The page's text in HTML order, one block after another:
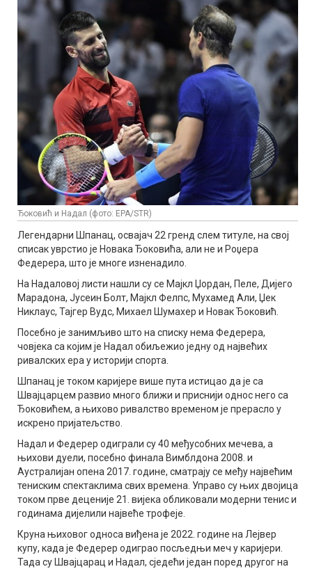
Ђоковић и Надал (фото: EPA/STR)
Легендарни Шпанац, освајач 22 гренд слем титуле, на свој
списак уврстио је Новака Ђоковића, али не и Роџера
Федерера, што је многе изненадило.
На Надаловој листи нашли су се Мајкл Џордан, Пеле, Дијего
Марадона, Јусеин Болт, Мајкл Фелпс, Мухамед Али, Џек
Никлаус, Тајгер Вудс, Михаел Шумахер и Новак Ђоковић.
Посебно је занимљиво што на списку нема Федерера,
човјека са којим је Надал обиљежио једну од највећих
ривалских ера у историји спорта.
Шпанац је током каријере више пута истицао да је са
Швајцарцем развио много ближи и приснији однос него са
Ђоковићем, а њихово ривалство временом је прерасло у
искрено пријатељство.
Надал и Федерер одиграли су 40 међусобних мечева, а
њихови дуели, посебно финала Вимблдона 2008. и
Аустралијан опена 2017. године, сматрају се међу највећим
тениским спектаклима свих времена. Управо су њих двојица
током прве деценије 21. вијека обликовали модерни тенис и
годинама дијелили највеће трофеје.
Круна њиховог односа виђена је 2022. године на Лејвер
купу, када је Федерер одиграо посљедњи меч у каријери.
Тада су Швајцарац и Надал, сједећи један поред другог на